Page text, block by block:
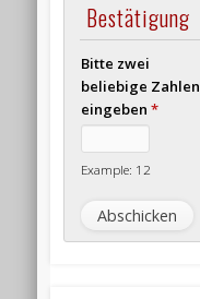
Bestätigung
Bitte zwei
beliebige Zahlen
eingeben*
Example: 12